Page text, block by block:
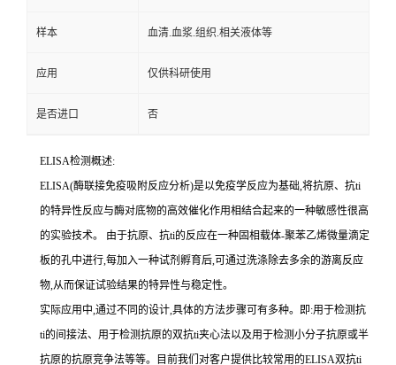
样本 血清.血浆.组织.相关液体等
应用 仅供科研使用
是否进口 否
ELISA检测概述:
ELISA(酶联接免疫吸附反应分析)是以免疫学反应为基础,将抗原、 抗ti
的特异性反应与酶对底物的高效催化作用相结合起来的一种敏感性很高
的实验技术。
由于抗原、 抗ti的反应在一种固相载体-聚苯乙烯微量滴定
板的孔中进行,每加入一种试剂孵育后,可通过洗涤除去多余的游离反应
物,从而保证试验结果的特异性与稳定性。
实际应用中,通过不同的设计,具体的方法步骤可有多种。即:用于检测抗
ti的间接法、用于检测抗原的双抗ti夹心法以及用于检测小分子抗原或半
抗原的抗原竞争法等等。目前我们对客户提供比较常用的ELISA双抗ti